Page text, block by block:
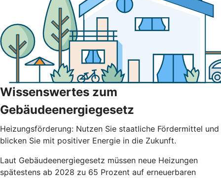
Wissenswertes zum
Gebäudeenergiegesetz
Heizungsförderung: Nutzen Sie staatliche Fördermittel und
blicken Sie mit positiver Energie in die Zukunft.
Laut Gebäudeenergiegesetz müssen neue Heizungen
spätestens ab 2028 zu 65 Prozent auf erneuerbaren